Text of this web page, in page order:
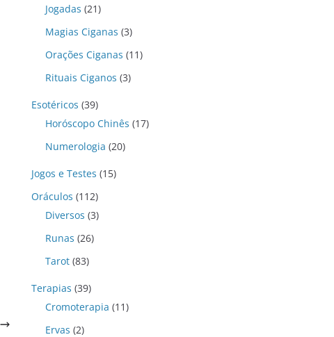
Jogadas (21)
Magias Ciganas (3)
Orações Ciganas (11)
Rituais Ciganos (3)
Esotéricos (39)
Horóscopo Chinês (17)
Numerologia (20)
Jogos e Testes (15)
Oráculos (112)
Diversos (3)
Runas (26)
Tarot (83)
Terapias (39)
Cromoterapia (11)
Ervas (2)